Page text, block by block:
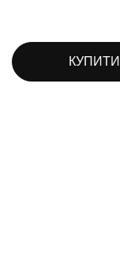
КУПИТИ